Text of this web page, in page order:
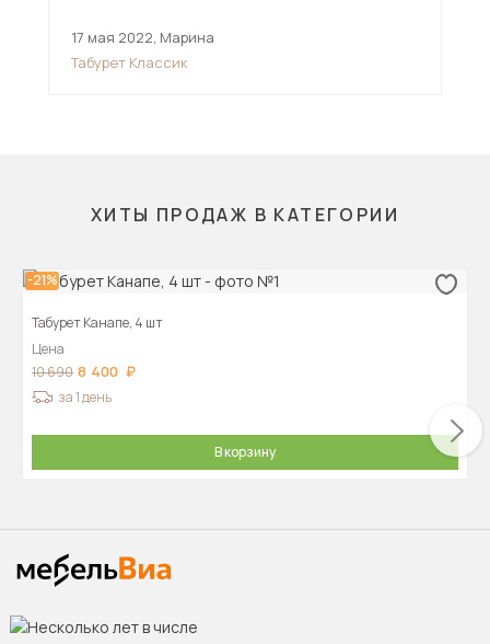
17 мая 2022, Марина
Табурет Классик
ХИТЫ ПРОДАЖ В КАТЕГОРИИ
-21%
Табурет Канапе, 4 шт
Цена
10 690 8 400
за 1 день
В корзину